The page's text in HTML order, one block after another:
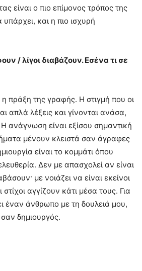
είναι ο πιο επίμονος τρόπος της
και η πιο ισχυρή
/ λίγοι διαβάζουν. Εσένα τι σε
η πράξη της γραφής. Η στιγμή που οι
απλά λέξεις και γίνονται ανάσα,
ανάγνωση είναι εξίσου σημαντική
μένουν κλειστά σαν άγραφες
είναι το κομμάτι όπου
Δεν με απασχολεί αν είναι
με νοιάζει να είναι εκείνοι
αγγίζουν κάτι μέσα τους. Για
έναν άνθρωπο με τη δουλειά μου,
δημιουργός.